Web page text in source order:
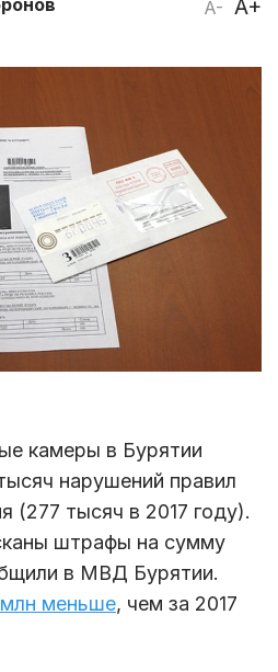
A- A+
камеры в Бурятии
нарушений правил
(277 тысяч в 2017 году).
штрафы на сумму
в МВД Бурятии.
меньше, чем за 2017